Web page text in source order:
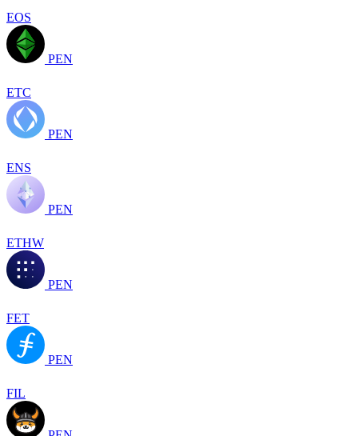
EOS
PEN
ETC
PEN
ENS
PEN
ETHW
PEN
FET
PEN
FIL